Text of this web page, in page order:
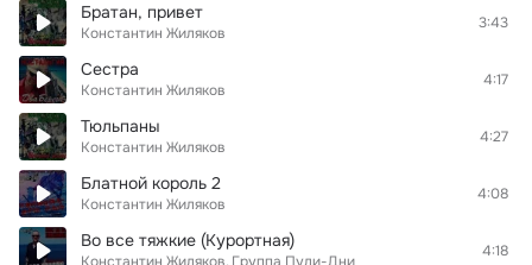
Братан, привет
Константин Жиляков
3:43
Сестра
Константин Жиляков
4:17
Тюльпаны
Константин Жиляков
4:27
Блатной король 2
Константин Жиляков
4:08
Во все тяжкие (Курортная) 4:18